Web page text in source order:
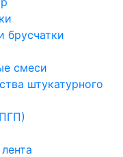
брусчатки
смеси
штукатурного